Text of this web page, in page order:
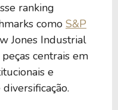
B 38,04
B
ranking
como S&P
Jones Industrial
centrais em
e